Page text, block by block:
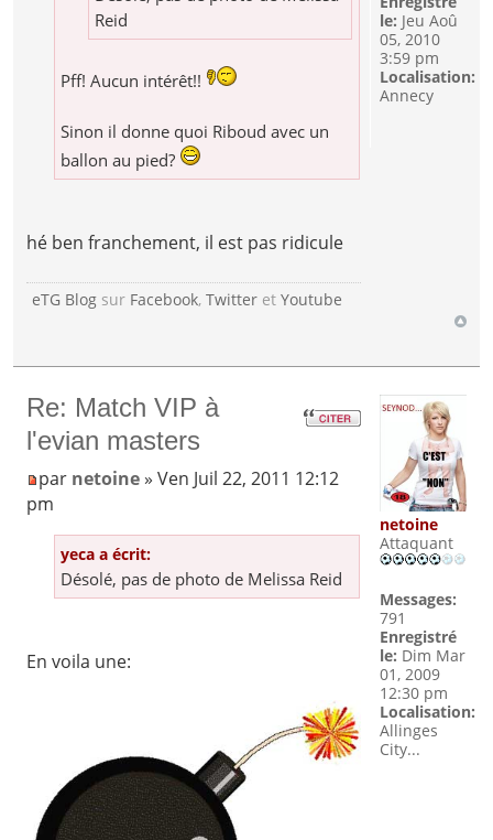
Reid
Pff! Aucun intérêt!!
Sinon il donne quoi Riboud avec un
ballon au pied?
hé ben franchement, il est pas ridicule
eTG Blog sur Facebook,Twitter etYoutube
le: Jeu Aoû
05, 2010
3:59 pm
Localisation:
Annecy
Re: Match VIP à
l'evian masters
par netoine» Ven Juil 22, 2011 12:12
pm
yeca a écrit:
Désolé, pas de photo de Melissa Reid
En voila une:
netoine
Attaquant
Messages:
791
Enregistré
le: Dim Mar
01, 2009
12:30 pm
Localisation:
Allinges
City...